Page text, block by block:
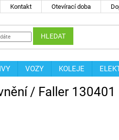
Kontakt Otevírací doba
HLEDAT
VOZY KOLEJE
/ Faller 130401